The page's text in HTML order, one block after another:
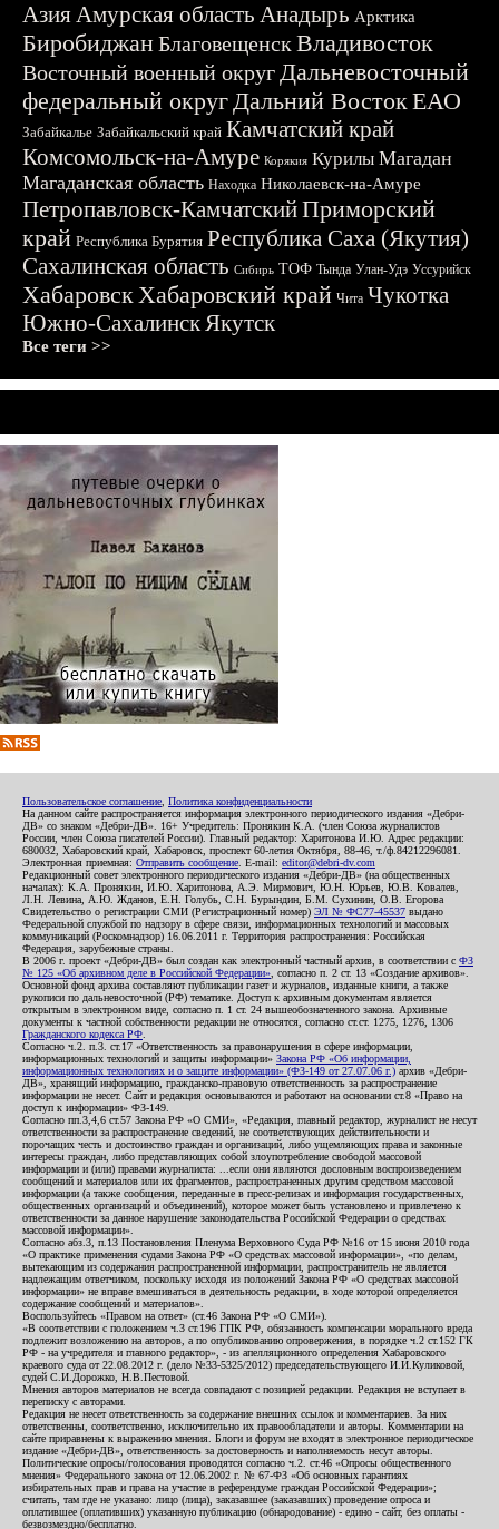
АзияАмурская область Анадырь Арктика
БиробиджанБлаговещенскВладивосток
Восточный военный округДальневосточный
федеральный округДальний ВостокЕАО
Забайкалье Забайкальский край Камчатский край
Комсомольск-на-Амуре Корякия Курилы Магадан
Магаданская область Находка Николаевск-на-Амуре
Петропавловск-КамчатскийПриморский
край Республика Бурятия Республика Саха (Якутия)
Сахалинская область Сибирь ТОФ Тында Улан-Удэ Уссурийск
ХабаровскХабаровский край Чита Чукотка
Южно-СахалинскЯкутск
Все теги >>
Пользовательское соглашение Политика конфиденциальности
На данном сайте распространяется информация электронного периодического издания «Дебри-
ДВ» со знаком «Дебри-ДВ». 16+ Учредитель: Пронякин К.А. (член Союза журналистов
России, член Союза писателей России). Главный редактор: Харитонова И.Ю. Адрес редакции:
680032, Хабаровский край, Хабаровск, проспект 60-летия Октября, 88-46, т./ф.84212296081.
Электронная приемная: Отправить сообщение . E-mail: editor@debri-dv.com
Редакционный совет электронного периодического издания «Дебри-ДВ» (на общественных
началах): К.А. Пронякин, И.Ю. Харитонова, А.Э. Мирмович, Ю.Н. Юрьев, Ю.В. Ковалев,
Л.Н. Левина, А.Ю. Жданов, Е.Н. Голубь, С.Н. Бурындин, Б.М. Сухинин, О.В. Егорова
Свидетельство о регистрации СМИ (Регистрационный номер) ЭЛ № ФС77-45537 выдано
Федеральной службой по надзору в сфере связи, информационных технологий и массовых
коммуникаций (Роскомнадзор) 16.06.2011 г. Территория распространения: Российская
Федерация, зарубежные страны.
В 2006 г. проект «Дебри-ДВ» был создан как электронный частный архив, в соответствии с ФЗ
№ 125 «Об архивном деле в Российской Федерации» , согласно п. 2 ст. 13 «Создание архивов».
Основной фонд архива составляют публикации газет и журналов, изданные книги, а также
рукописи по дальневосточной (РФ) тематике. Доступ к архивным документам является
открытым в электронном виде, согласно п. 1 ст. 24 вышеобозначенного закона. Архивные
документы к частной собственности редакции не относятся, согласно ст.ст. 1275, 1276, 1306
Гражданского кодекса РФ
Согласно ч.2. п.3. ст.17 «Ответственность за правонарушения в сфере информации,
информационных технологий и защиты информации» Закона РФ «Об информации,
информационных технологиях и о защите информации» (ФЗ-149 от 27.07.06 г.) архив «Дебри-
ДВ», хранящий информацию, гражданско-правовую ответственность за распространение
информации не несет. Сайт и редакция основываются и работают на основании ст.8 «Право на
доступ к информации» ФЗ-149.
Согласно пп.3,4,6 ст.57 Закона РФ «О СМИ», «Редакция, главный редактор, журналист не несут
ответственности за распространение сведений, не соответствующих действительности и
порочащих честь и достоинство граждан и организаций, либо ущемляющих права и законные
интересы граждан, либо представляющих собой злоупотребление свободой массовой
информации и (или) правами журналиста: ...если они являются дословным воспроизведением
сообщений и материалов или их фрагментов, распространенных другим средством массовой
информации (а также сообщения, переданные в пресс-релизах и информация государственных,
общественных организаций и объединений), которое может быть установлено и привлечено к
ответственности за данное нарушение законодательства Российской Федерации о средствах
массовой информации».
Согласно абз.3, п.13 Постановления Пленума Верховного Суда РФ №16 от 15 июня 2010 года
«О практике применения судами Закона РФ «О средствах массовой информации», «по делам,
вытекающим из содержания распространенной информации, распространитель не является
надлежащим ответчиком, поскольку исходя из положений Закона РФ «О средствах массовой
информации» не вправе вмешиваться в деятельность редакции, в ходе которой определяется
содержание сообщений и материалов».
Воспользуйтесь «Правом на ответ» (ст.46 Закона РФ «О СМИ»).
«В соответствии с положением ч.3 ст.196 ГПК РФ, обязанность компенсации морального вреда
подлежит возложению на авторов, а по опубликованию опровержения, в порядке ч.2 ст.152 ГК
РФ - на учредителя и главного редактор», - из апелляционного определения Хабаровского
краевого суда от 22.08.2012 г. (дело №33-5325/2012) председательствующего И.И.Куликовой,
судей С.И.Дорожко, Н.В.Пестовой.
Мнения авторов материалов не всегда совпадают с позицией редакции. Редакция не вступает в
переписку с авторами.
Редакция не несет ответственность за содержание внешних ссылок и комментариев. За них
ответственны, соответственно, исключительно их правообладатели и авторы. Комментарии на
сайте приравнены к выражению мнения. Блоги и форум не входят в электронное периодическое
издание «Дебри-ДВ», ответственность за достоверность и наполняемость несут авторы.
Политические опросы/голосования проводятся согласно ч.2. ст.46 «Опросы общественного
мнения» Федерального закона от 12.06.2002 г. № 67-ФЗ «Об основных гарантиях
избирательных прав и права на участие в референдуме граждан Российской Федерации»;
считать, там где не указано: лицо (лица), заказавшее (заказавших) проведение опроса и
оплатившее (оплативших) указанную публикацию (обнародование) - едино - сайт, без оплаты -
безвозмездно/бесплатно.